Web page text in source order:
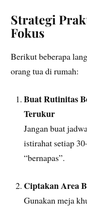
Strategi
Fokus
Berikut beberapa
orang tua di rumah:
Buat Rutinitas
Terukur
Jangan buat
istirahat setiap
“bernapas”.
Ciptakan Area
Gunakan meja